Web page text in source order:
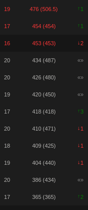
19 476 (506.5) ↑ 1
17 454 (454) ↑ 1
16 453 (453) ↓2
20 434 (487) «»
20 426 (480) «»
19 420 (450) «»
17 418 (418) ↑3
20 410 (471) ↓ 1
18 409 (425) ↓ 1
19 404 (440) ↓ 1
20 386 (434) «»
17 365 (365) ↑2